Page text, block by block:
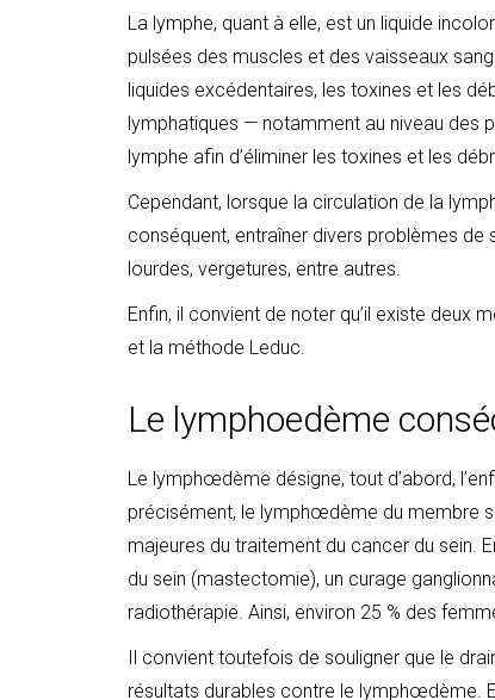
La lymphe, quant à elle, est un liquide
pulsées des muscles et des vaisseaux
liquides excédentaires, les toxines et les
lymphatiques — notamment au niveau des
lymphe afin d’éliminer les toxines et les
Cependant, lorsque la circulation de la
conséquent, entraîner divers problèmes de
lourdes, vergetures, entre autres.
Enfin, il convient de noter qu’il existe deux
et la méthode Leduc.
Le lymphoedème
Le lymphœdème désigne, tout d’abord,
précisément, le lymphœdème du membre
majeures du traitement du cancer du sein.
du sein (mastectomie), un curage
radiothérapie. Ainsi, environ 25 % des
Il convient toutefois de souligner que le
résultats durables contre le lymphœdème.